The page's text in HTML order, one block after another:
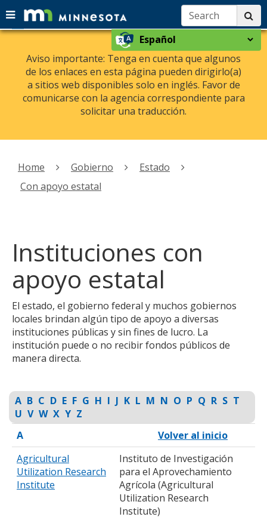
skip
content
Search:
Select
a
language
Aviso importante: Tenga en cuenta que algunos
de los enlaces en esta página pueden dirigirlo(a)
a sitios web disponibles solo en inglés. Favor de
comunicarse con la agencia correspondiente para
solicitar una traducción.
menu
arrow
keys
navigate
Menu
navigate
through
keys
spacebar
to
toggle
and
move
to
sub-
menus.
Home Gobierno
Estado
Con apoyo estatal
Instituciones con
apoyo estatal
El estado, el gobierno federal y muchos gobiernos
locales brindan algún tipo de apoyo a diversas
instituciones públicas y sin fines de lucro. La
institución puede o no recibir fondos públicos de
manera directa.
A B C D E F G H I J K L M N O P Q R S T
U V W X Y Z
A
Volver al inicio
Agricultural
Utilization Research
Institute
Instituto de Investigación
para el Aprovechamiento
Agrícola (Agricultural
Utilization Research
Institute)